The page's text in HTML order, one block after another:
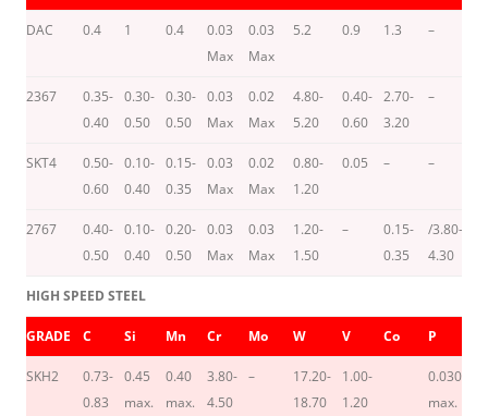
DAC 0.4 1 0.4
0.03
Max
0.03
Max
5.2 0.9 1.3 –
2367
0.35-
0.40
0.30-
0.50
0.30-
0.50
0.03
Max
0.02
Max
4.80-
5.20
0.40-
0.60
2.70-
3.20
–
SKT4
0.50-
0.60
0.10-
0.40
0.15-
0.35
0.03
Max
0.02
Max
0.80-
1.20
0.05 – –
2767
0.40-
0.50
0.10-
0.40
0.20-
0.50
0.03
Max
0.03
Max
1.20-
1.50
–
0.15-
0.35
/3.80-
4.30
HIGH SPEED STEEL
GRADE C Si Mn Cr Mo W V Co P
SKH2
0.73-
0.83
0.45
max.
0.40
max.
3.80-
4.50
–
17.20-
18.70
1.00-
1.20
0.030
max.